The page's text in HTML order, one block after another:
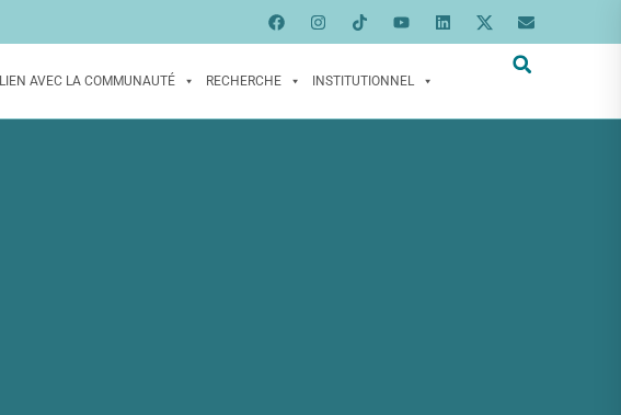
LIEN AVEC LA COMMUNAUTÉ RECHERCHE INSTITUTIONNEL